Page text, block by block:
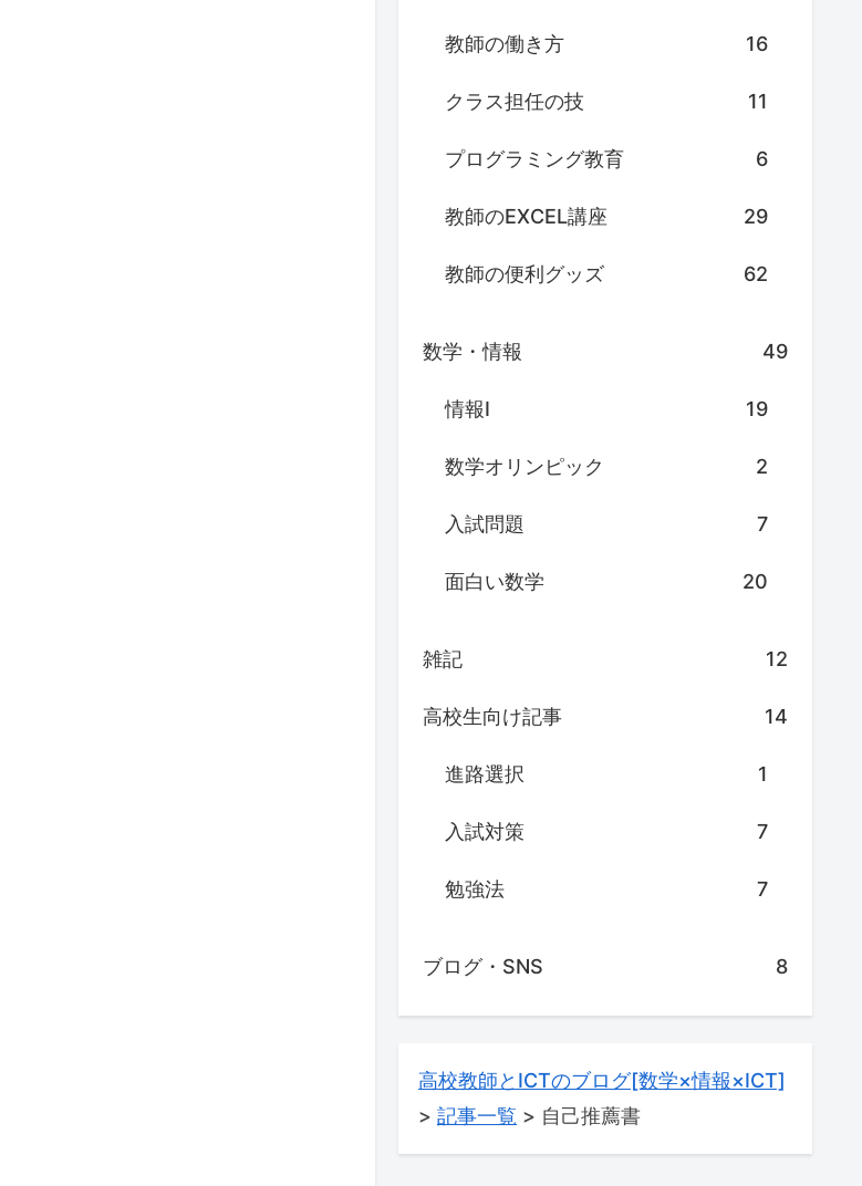
教師の働き方 16
クラス担任の技 11
プログラミング教育 6
教師のEXCEL講座 29
教師の便利グッズ 62
数学・情報 49
情報Ⅰ 19
数学オリンピック 2
入試問題 7
面白い数学 20
雑記 12
高校生向け記事 14
進路選択 1
入試対策 7
勉強法 7
ブログ・SNS 8
高校教師とICTのブログ[数学×情報×ICT]
> 記事一覧 > 自己推薦書